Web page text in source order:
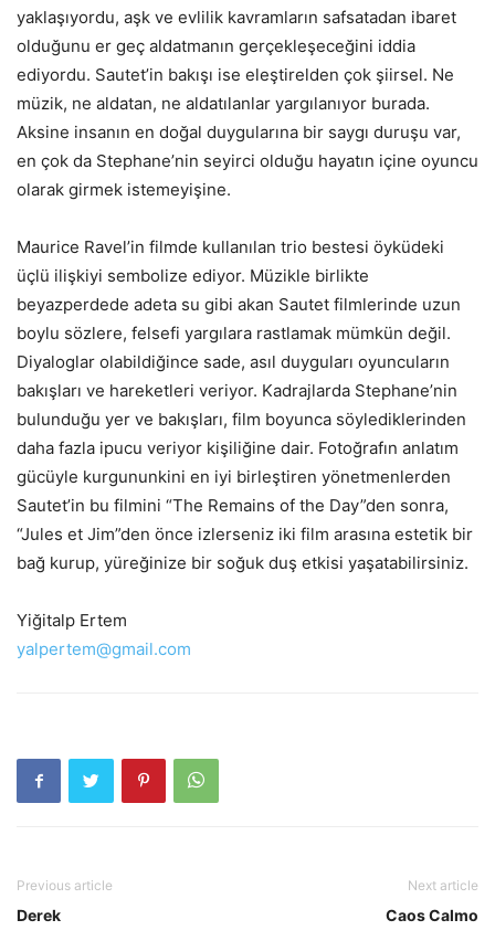
yaklaşıyordu, aşk ve evlilik kavramların safsatadan ibaret
olduğunu er geç aldatmanın gerçekleşeceğini iddia
ediyordu. Sautet’in bakışı ise eleştirelden çok şiirsel. Ne
müzik, ne aldatan, ne aldatılanlar yargılanıyor burada.
Aksine insanın en doğal duygularına bir saygı duruşu var,
en çok da Stephane’nin seyirci olduğu hayatın içine oyuncu
olarak girmek istemeyişine.
Maurice Ravel’in filmde kullanılan trio bestesi öyküdeki
üçlü ilişkiyi sembolize ediyor. Müzikle birlikte
beyazperdede adeta su gibi akan Sautet filmlerinde uzun
boylu sözlere, felsefi yargılara rastlamak mümkün değil.
Diyaloglar olabildiğince sade, asıl duyguları oyuncuların
bakışları ve hareketleri veriyor. Kadrajlarda Stephane’nin
bulunduğu yer ve bakışları, film boyunca söylediklerinden
daha fazla ipucu veriyor kişiliğine dair. Fotoğrafın anlatım
gücüyle kurgununkini en iyi birleştiren yönetmenlerden
Sautet’in bu filmini “The Remains of the Day”den sonra,
“Jules et Jim”den önce izlerseniz iki film arasına estetik bir
bağ kurup, yüreğinize bir soğuk duş etkisi yaşatabilirsiniz.
Yiğitalp Ertem
yalpertem@gmail.com
Previous article
Derek
Next article
Caos Calmo